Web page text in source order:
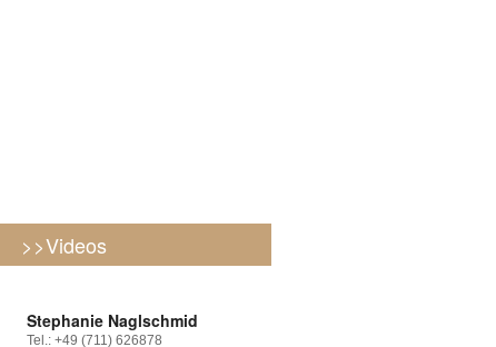
>>Videos
Stephanie Naglschmid
Tel.: +49 (711) 626878